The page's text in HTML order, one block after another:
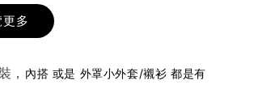
相隨雙面T
- +NT$ 190
-
多
， 內搭 或是 外罩小外套/襯衫 都是有